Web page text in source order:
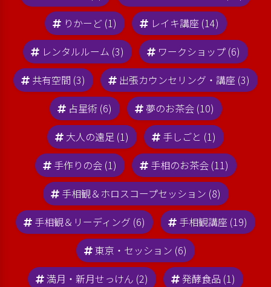
りかーど (1)
レイキ講座 (14)
レンタルルーム (3)
ワークショップ (6)
共有空間 (3)
出張カウンセリング・講座 (3)
占星術 (6)
夢のお茶会 (10)
大人の遠足 (1)
手しごと (1)
手作りの会 (1)
手相のお茶会 (11)
手相観＆ホロスコープセッション (8)
手相観＆リーディング (6)
手相観講座 (19)
東京・セッション (6)
満月・新月せっけん (2)
発酵食品 (1)